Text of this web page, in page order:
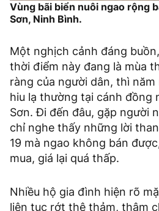
Vùng bãi biển nuôi ngao rộng
Sơn, Ninh Bình.
Một nghịch cảnh đáng
thời điểm này đang là mùa
ràng của người dân, thì
hiu lạ thường tại cánh đồng
Sơn. Đi đến đâu, gặp người
chỉ nghe thấy những lời
19 mà ngao không bán
mua, giá lại quá thấp.
Nhiều hộ gia đình hiện rõ
liên tục rớt thê thảm, thậm